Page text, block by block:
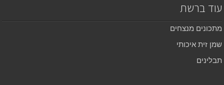
עוד ברשת
מתכונים מנצחים
שמן זית איכותי
תבלינים